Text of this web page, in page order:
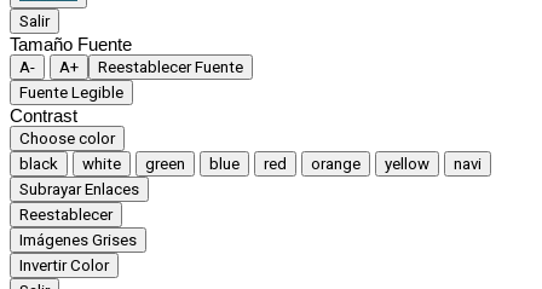
Salir
Tamaño Fuente
A- A+
Reestablecer Fuente
Fuente Legible
Contrast
Choose color
black
white green blue red orange yellow
navi
Subrayar Enlaces
Reestablecer
Imágenes Grises
Invertir Color